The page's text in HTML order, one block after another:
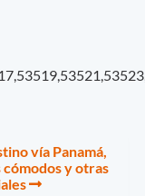
vía Panamá,
cómodos y otras